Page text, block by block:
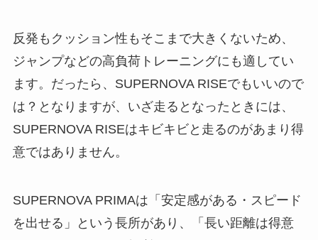
反発もクッション性もそこまで大きくないため、
ジャンプなどの高負荷トレーニングにも適してい
ます。だったら、SUPERNOVA RISEでもいいので
は？となりますが、いざ走るとなったときには、
SUPERNOVA RISEはキビキビと走るのがあまり得
意ではありません。
SUPERNOVA PRIMAは「安定感がある・スピード
を出せる」という長所があり、「長い距離は得意